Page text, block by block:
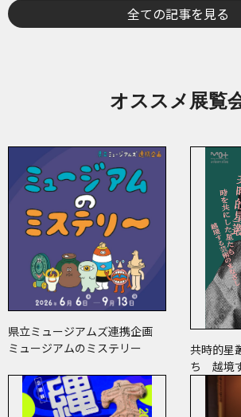
全ての記事を見る
オススメ展覧
県立ミュージアムズ連携企画
ミュージアムのミステリー
共時的星
ち 越境